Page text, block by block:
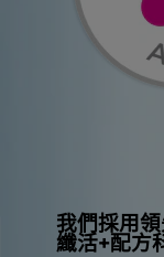
我們採用
纖活+配方